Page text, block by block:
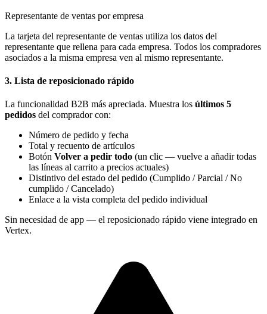
Representante de ventas por empresa
La tarjeta del representante de ventas utiliza los datos del
representante que rellena para cada empresa. Todos los compradores
asociados a la misma empresa ven al mismo representante.
3. Lista de reposicionado rápido
La funcionalidad B2B más apreciada. Muestra los últimos 5
pedidos del comprador con:
Número de pedido y fecha
Total y recuento de artículos
Botón Volver a pedir todo (un clic — vuelve a añadir todas
las líneas al carrito a precios actuales)
Distintivo del estado del pedido (Cumplido / Parcial / No
cumplido / Cancelado)
Enlace a la vista completa del pedido individual
Sin necesidad de app — el reposicionado rápido viene integrado en
Vertex.